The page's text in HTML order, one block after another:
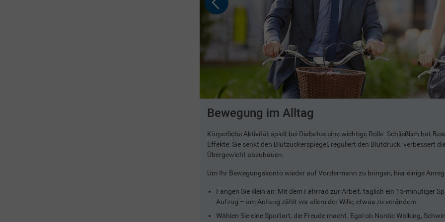
Bewegung im Alltag
Körperliche Aktivität spielt bei Diabetes eine wichtige Rolle. Schließlich hat
Effekte: Sie senkt den Blutzuckerspiegel, reguliert den Blutdruck, verbessert
Übergewicht abzubauen.
Um Ihr Bewegungskonto wieder auf Vordermann zu bringen, hier einige
Fangen Sie klein an: Mit dem Fahrrad zur Arbeit, täglich ein 15-minütiger
Aufzug – am Anfang zählt vor allem der Wille, etwas zu verändern
Wählen Sie eine Sportart, die Freude macht. Egal ob Nordic Walking,